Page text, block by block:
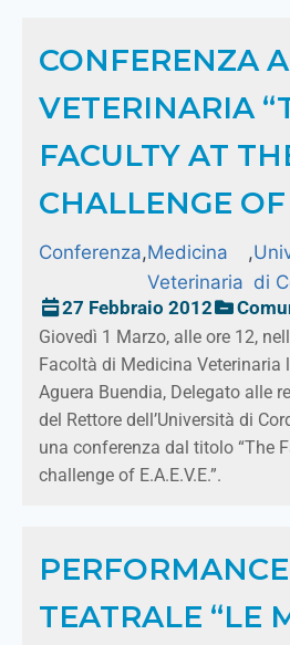
CONFERENZA A
VETERINARIA
FACULTY AT
CHALLENGE OF
Conferenza,Medicina
Veterinaria
,
di
27 Febbraio 2012
Giovedì 1 Marzo, alle ore 12,
Facoltà di Medicina Veterinaria
Aguera Buendia, Delegato alle
del Rettore dell’Università di
una conferenza dal titolo “The
challenge of E.A.E.V.E.”.
PERFORMANCE
TEATRALE “LE